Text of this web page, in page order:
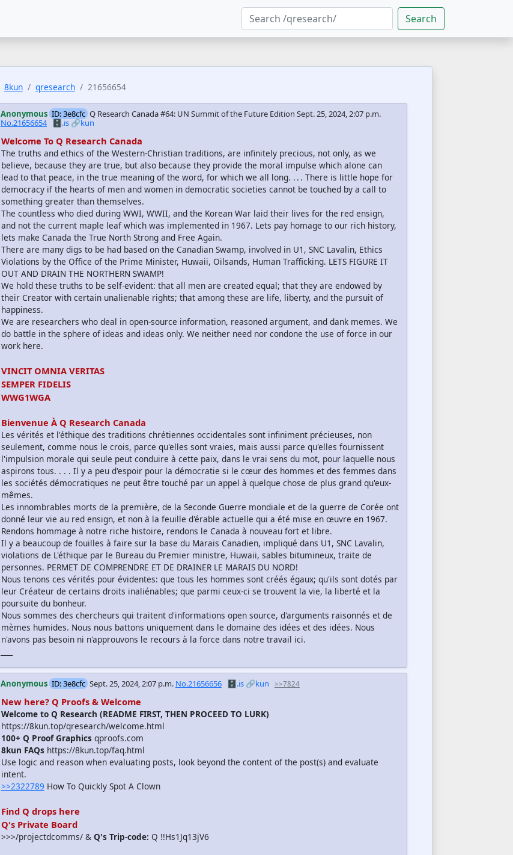
Search
8kun qresearch 21656654
Anonymous ID: 3e8cfc Q Research Canada #64: UN Summit of the Future Edition Sept. 25, 2024, 2:07 p.m.
No.21656654 🗄️.is🔗kun
Welcome To Q Research Canada
The truths and ethics of the Western-Christian traditions, are infinitely precious, not only, as we
believe, because they are true, but also because they provide the moral impulse which alone can
lead to that peace, in the true meaning of the word, for which we all long. . . . There is little hope for
democracy if the hearts of men and women in democratic societies cannot be touched by a call to
something greater than themselves.
The countless who died during WWI, WWII, and the Korean War laid their lives for the red ensign,
and not the current maple leaf which was implemented in 1967. Lets pay homage to our rich history,
lets make Canada the True North Strong and Free Again.
There are many digs to be had based on the Canadian Swamp, involved in U1, SNC Lavalin, Ethics
Violations by the Office of the Prime Minister, Huwaii, Oilsands, Human Trafficking. LETS FIGURE IT
OUT AND DRAIN THE NORTHERN SWAMP!
We hold these truths to be self-evident: that all men are created equal; that they are endowed by
their Creator with certain unalienable rights; that among these are life, liberty, and the pursuit of
happiness.
We are researchers who deal in open-source information, reasoned argument, and dank memes. We
do battle in the sphere of ideas and ideas only. We neither need nor condone the use of force in our
work here.
VINCIT OMNIA VERITAS
SEMPER FIDELIS
WWG1WGA
Bienvenue À Q Research Canada
Les vérités et l'éthique des traditions chrétiennes occidentales sont infiniment précieuses, non
seulement, comme nous le crois, parce qu'elles sont vraies, mais aussi parce qu'elles fournissent
l'impulsion morale qui seule peut conduire à cette paix, dans le vrai sens du mot, pour laquelle nous
aspirons tous. . . . Il y a peu d'espoir pour la démocratie si le cœur des hommes et des femmes dans
les sociétés démocratiques ne peut être touché par un appel à quelque chose de plus grand qu'eux-
mêmes.
Les innombrables morts de la première, de la Seconde Guerre mondiale et de la guerre de Corée ont
donné leur vie au red ensign, et non à la feuille d'érable actuelle qui a été mise en œuvre en 1967.
Rendons hommage à notre riche histoire, rendons le Canada à nouveau fort et libre.
Il y a beaucoup de fouilles à faire sur la base du Marais Canadien, impliqué dans U1, SNC Lavalin,
violations de L'éthique par le Bureau du Premier ministre, Huwaii, sables bitumineux, traite de
personnes. PERMET DE COMPRENDRE ET DE DRAINER LE MARAIS DU NORD!
Nous tenons ces vérités pour évidentes: que tous les hommes sont créés égaux; qu'ils sont dotés par
leur Créateur de certains droits inaliénables; que parmi ceux-ci se trouvent la vie, la liberté et la
poursuite du bonheur.
Nous sommes des chercheurs qui traitent d'informations open source, d'arguments raisonnés et de
mèmes humides. Nous nous battons uniquement dans le domaine des idées et des idées. Nous
n'avons pas besoin ni n'approuvons le recours à la force dans notre travail ici.
Anonymous ID: 3e8cfc Sept. 25, 2024, 2:07 p.m. No.21656656 🗄️.is 🔗kun >>7824
New here? Q Proofs & Welcome
Welcome to Q Research (README FIRST, THEN PROCEED TO LURK)
https://8kun.top/qresearch/welcome.html
100+ Q Proof Graphicsqproofs.com
8kun FAQshttps://8kun.top/faq.html
Use logic and reason when evaluating posts, look beyond the content of the post(s) and evaluate
intent.
>>2322789 How To Quickly Spot A Clown
Find Q drops here
Q's Private Board
>>>/projectdcomms/ & Q's Trip-code: Q !!Hs1Jq13jV6